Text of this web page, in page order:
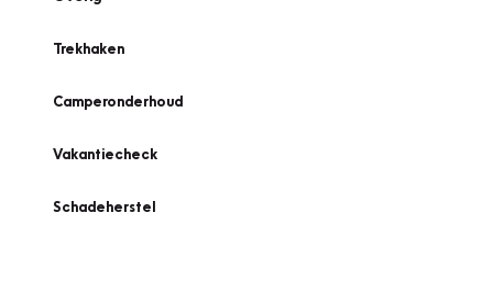
Trekhaken
Camperonderhoud
Vakantiecheck
Schadeherstel